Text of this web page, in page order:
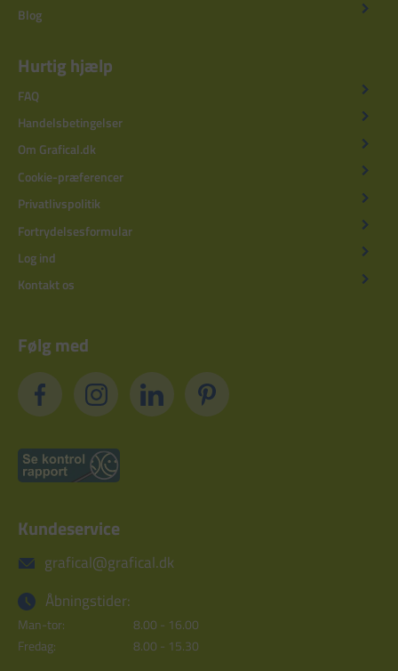
Blog
Hurtig hjælp
FAQ
Handelsbetingelser
Om Grafical.dk
Cookie-præferencer
Privatlivspolitik
Fortrydelsesformular
Log ind
Kontakt os
Følg med
Kundeservice
grafical@grafical.dk
Åbningstider:
Man-tor:
8.00 - 16.00
Fredag:
8.00 - 15.30